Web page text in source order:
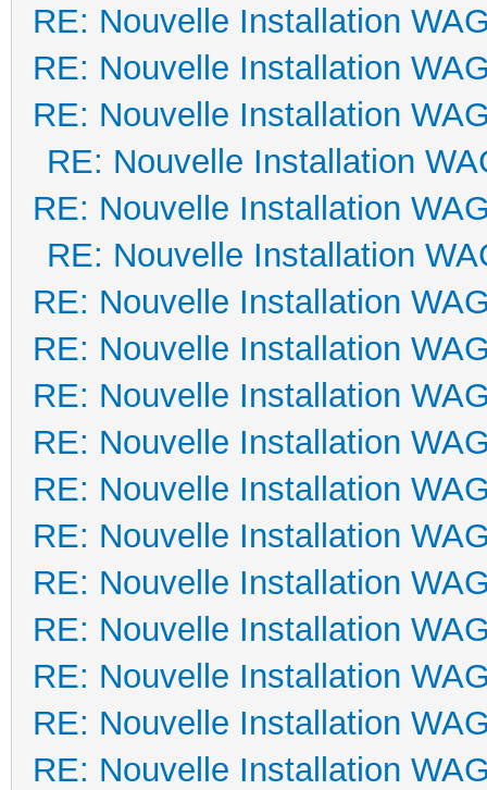
RE: Nouvelle Installation
RE: Nouvelle Installation
RE: Nouvelle Installation
RE: Nouvelle Installation
RE: Nouvelle Installation
RE: Nouvelle Installation
RE: Nouvelle Installation
RE: Nouvelle Installation
RE: Nouvelle Installation
RE: Nouvelle Installation
RE: Nouvelle Installation
RE: Nouvelle Installation
RE: Nouvelle Installation
RE: Nouvelle Installation
RE: Nouvelle Installation
RE: Nouvelle Installation
RE: Nouvelle Installation